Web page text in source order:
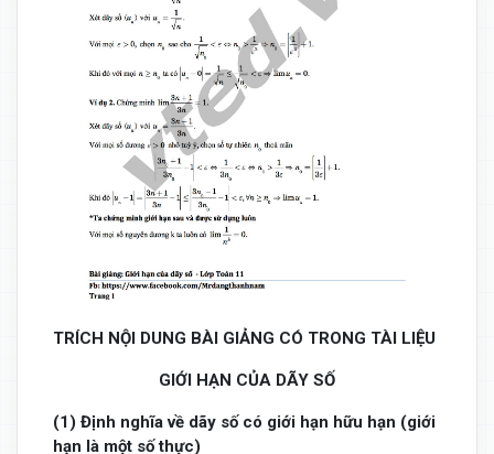
TRÍCH NỘI DUNG BÀI GIẢNG CÓ TRONG TÀI LIỆU
GIỚI HẠN CỦA DÃY SỐ
(1) Định nghĩa về dãy số có giới hạn hữu hạn (giới
hạn là một số thực)